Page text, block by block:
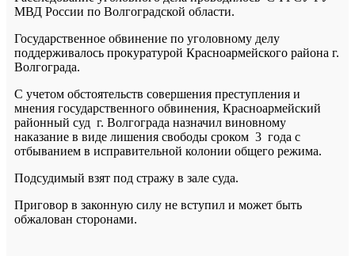
МВД России по Волгоградской области.
Государственное обвинение по уголовному делу
поддерживалось прокуратурой Красноармейского района г.
Волгограда.
С учетом обстоятельств совершения преступления и
мнения государственного обвинения, Красноармейский
районный суд г. Волгограда назначил виновному
наказание в виде лишения свободы сроком 3 года с
отбыванием в исправительной колонии общего режима.
Подсудимый взят под стражу в зале суда.
Приговор в законную силу не вступил и может быть
обжалован сторонами.